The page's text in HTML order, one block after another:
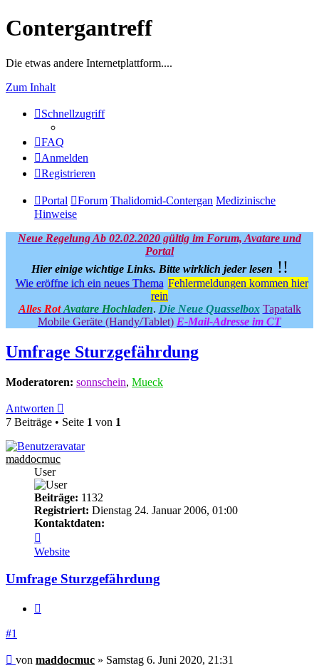
Contergantreff
Die etwas andere Internetplattform....
Zum Inhalt
Schnellzugriff
FAQ
Anmelden
Registrieren
Portal Forum Thalidomid-Contergan Medizinische
Hinweise
Neue Regelung Ab 02.02.2020 gültig im Forum, Avatare und
Portal
Hier einige wichtige Links. Bitte wirklich jeder lesen !!
Wie eröffne ich ein neues Thema Fehlermeldungen kommen hier
rein
Alles Rot Avatare Hochladen. Die Neue Quasselbox Tapatalk
Mobile Geräte (Handy/Tablet) E-Mail-Adresse im CT
Umfrage Sturzgefährdung
Moderatoren: sonnschein, Mueck
Antworten
7 Beiträge • Seite 1 von 1
maddocmuc
User
Beiträge: 1132
Registriert: Dienstag 24. Januar 2006, 01:00
Kontaktdaten:
von
maddocmuc
Website
Umfrage Sturzgefährdung
#1
Beitrag
von maddocmuc » Samstag 6. Juni 2020, 21:31